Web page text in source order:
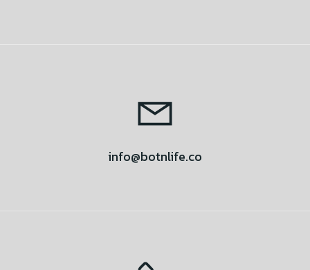
info@botnlife.co